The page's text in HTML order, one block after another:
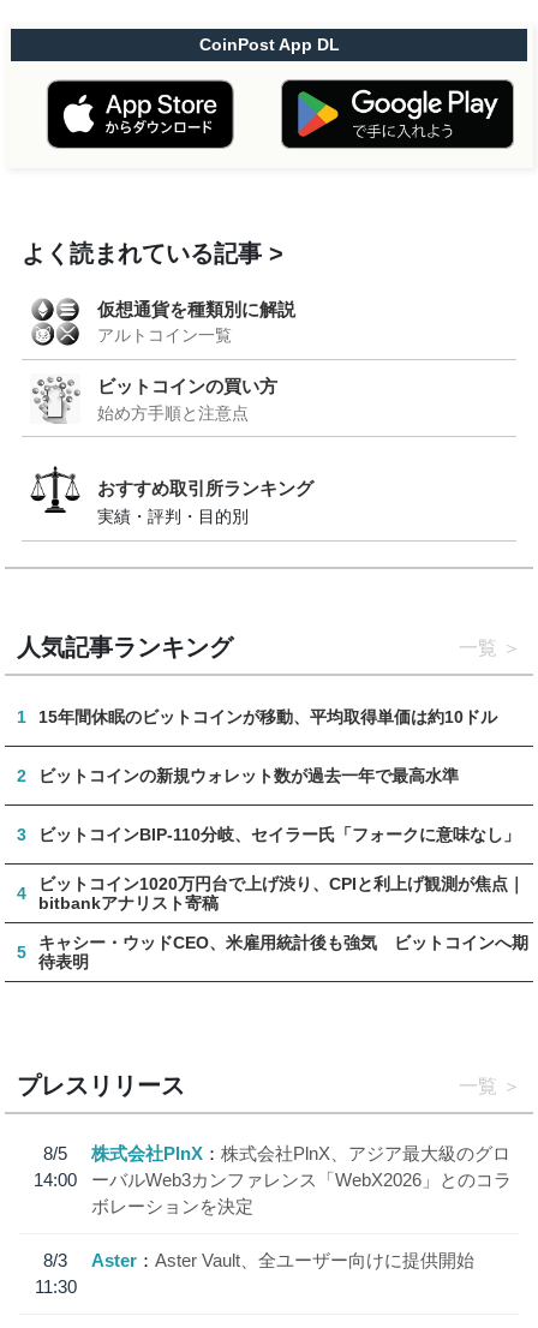
CoinPost App DL
よく読まれている記事
仮想通貨を種類別に解説
アルトコイン一覧
ビットコインの買い方
始め方手順と注意点
おすすめ取引所ランキング
実績・評判・目的別
人気記事ランキング 一覧
1 15年間休眠のビットコインが移動、平均取得単価は約10ドル
2 ビットコインの新規ウォレット数が過去一年で最高水準
3 ビットコインBIP-110分岐、セイラー氏「フォークに意味なし」
4
ビットコイン1020万円台で上げ渋り、CPIと利上げ観測が焦点｜
bitbankアナリスト寄稿
5
キャシー・ウッドCEO、米雇用統計後も強気 ビットコインへ期
待表明
プレスリリース 一覧
8/5
14:00
株式会社PlnX
株式会社PlnX、アジア最大級のグロ
ーバルWeb3カンファレンス「WebX2026」とのコラ
ボレーションを決定
8/3
11:30
Aster Aster Vault、全ユーザー向けに提供開始